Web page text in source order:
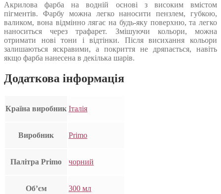
Акрилова фарба на водній основі з високим вмістом
пігментів. Фарбу можна легко наносити пензлем, губкою,
валиком, вона відмінно лягає на будь-яку поверхню, та легко
наноситься через трафарет. Змішуючи кольори, можна
отримати нові тони і відтінки. Після висихання кольори
залишаються яскравими, а покриття не дряпається, навіть
якщо фарба нанесена в декілька шарів.
Додаткова інформація
Країна виробник Італія
Виробник Primo
Палітра Primo чорний
Об’єм 300 мл